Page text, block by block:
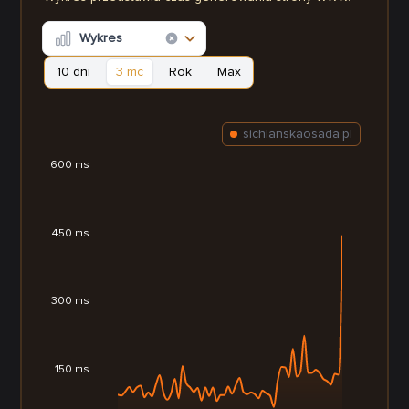
Wykres
10 dni 3 mc Rok Max
150 ms
300 ms
450 ms
600 ms
sichlanskaosada.pl